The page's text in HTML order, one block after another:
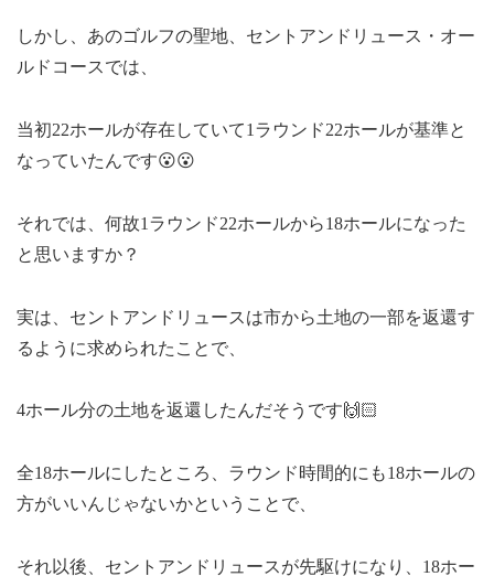
しかし、あのゴルフの聖地、セントアンドリュース・オー
ルドコースでは、
当初22ホールが存在していて1ラウンド22ホールが基準と
なっていたんです😮😮
それでは、何故1ラウンド22ホールから18ホールになった
と思いますか？
実は、セントアンドリュースは市から土地の一部を返還す
るように求められたことで、
4ホール分の土地を返還したんだそうです🙌🏻
全18ホールにしたところ、ラウンド時間的にも18ホールの
方がいいんじゃないかということで、
それ以後、セントアンドリュースが先駆けになり、18ホー